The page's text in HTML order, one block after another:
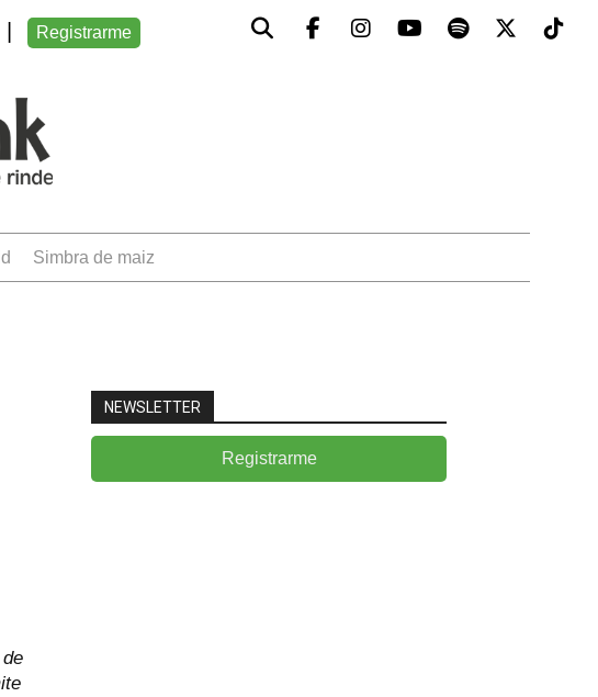
Registrarme
simbra de maiz
NEWSLETTER
Registrarme